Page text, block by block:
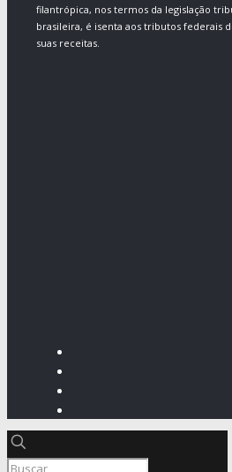
filantrópica, nos termos da legislação
brasileira, é isenta aos tributos federais
suas receitas.